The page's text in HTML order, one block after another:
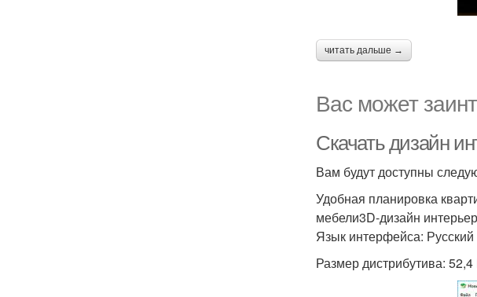
читать дальше →
Вас может
Скачать дизайн
Вам будут доступны
Удобная планировка
мебели3D-дизайн
Язык интерфейса: Русский
Размер дистрибутива: